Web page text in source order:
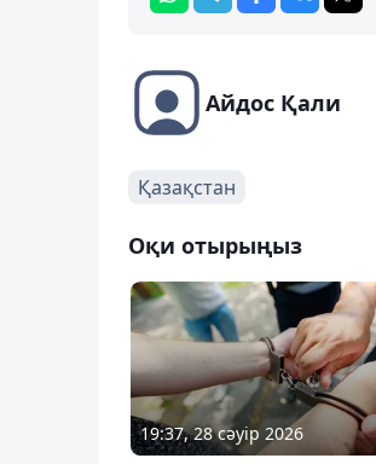
Айдос Қали
Қазақстан
Оқи отырыңыз
19:37, 28 сәуір 2026